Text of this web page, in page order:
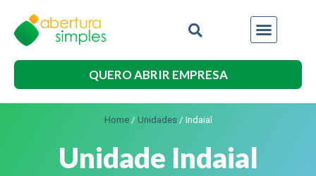
QUERO ABRIR EMPRESA
Home/ Unidades/ Indaial
Unidade Indaial